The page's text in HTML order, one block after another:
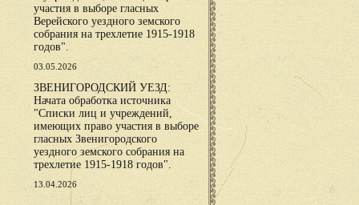
участия в выборе гласных
Верейского уездного земского
собрания на трехлетие 1915-1918
годов".
03.05.2026
ЗВЕНИГОРОДСКИЙ УЕЗД:
Начата обработка источника
"Списки лиц и учреждений,
имеющих право участия в выборе
гласных Звенигородского
уездного земского собрания на
трехлетие 1915-1918 годов".
13.04.2026